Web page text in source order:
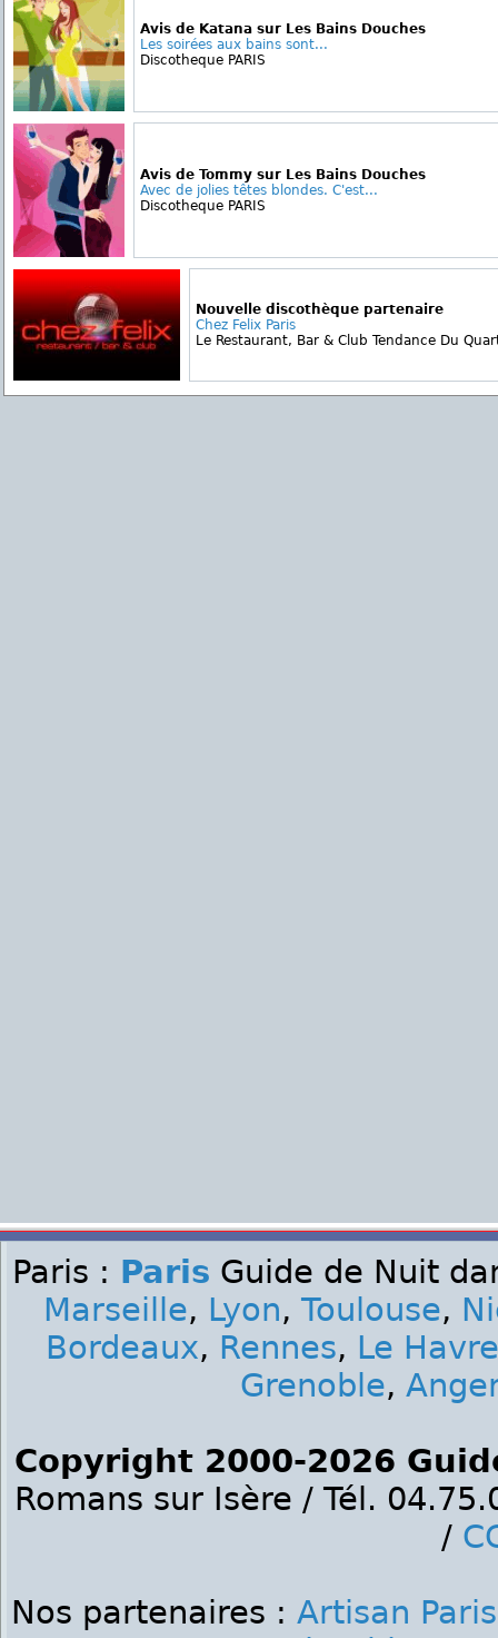
Avis de Katana sur Les Bains Douches
Les soirées aux bains sont...
Discotheque PARIS
Avis de Tommy sur Les Bains Douches
Avec de jolies têtes blondes. C'est...
Discotheque PARIS
Nouvelle discothèque partenaire
Chez Felix Paris
Le Restaurant, Bar & Club Tendance Du
Paris : Paris Guide de Nuit
Marseille, Lyon, Toulouse,
Bordeaux, Rennes, Le Havre
Grenoble,
Copyright 2000-2026
Romans sur Isère / Tél.
/
Nos partenaires : Artisan Paris